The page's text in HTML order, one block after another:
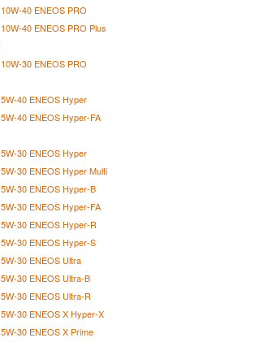
10W-40 ENEOS PRO
10W-40 ENEOS PRO Plus
10W-30 ENEOS PRO
5W-40 ENEOS Hyper
5W-40 ENEOS Hyper-FA
5W-30 ENEOS Hyper
5W-30 ENEOS Hyper Multi
5W-30 ENEOS Hyper-B
5W-30 ENEOS Hyper-FA
5W-30 ENEOS Hyper-R
5W-30 ENEOS Hyper-S
5W-30 ENEOS Ultra
5W-30 ENEOS Ultra-B
5W-30 ENEOS Ultra-R
5W-30 ENEOS X Hyper-X
5W-30 ENEOS X Prime